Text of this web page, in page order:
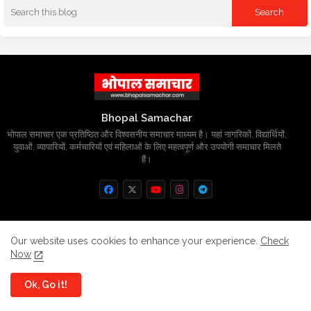
Bhopal Samachar
भोपाल समाचार एक प्रतिष्ठित और विश्वसनीय समाचार माध्यम है। यहां नागरिकों, विद्यार्थियों,
युवाओं, व्यापारियों, कर्मचारियों एवं महिलाओं के लिए महत्वपूर्ण और उपयोगी समाचार मिलते
हैं।
All Right Reserved Copyright
Home About Contact us
Privacy Policy
Our website uses cookies to enhance your experience. Check
Now
Ok, Go it!